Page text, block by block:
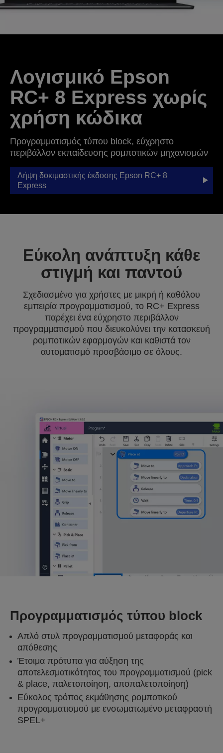
Λογισμικό Epson
RC+ 8 Express χωρίς
χρήση κώδικα
Προγραμματισμός τύπου block, εύχρηστο
περιβάλλον εκπαίδευσης ρομποτικών μηχανισμών
Λήψη δοκιμαστικής έκδοσης Epson RC+ 8
Express
Εύκολη ανάπτυξη κάθε
στιγμή και παντού
Σχεδιασμένο για χρήστες με μικρή ή καθόλου
εμπειρία προγραμματισμού, το RC+ Express
παρέχει ένα εύχρηστο περιβάλλον
προγραμματισμού που διευκολύνει την κατασκευή
ρομποτικών εφαρμογών και καθιστά τον
αυτοματισμό προσβάσιμο σε όλους.
Προγραμματισμός τύπου block
Απλό στυλ προγραμματισμού μεταφοράς και
απόθεσης
Έτοιμα πρότυπα για αύξηση της
αποτελεσματικότητας του προγραμματισμού (pick
& place, παλετοποίηση, αποπαλετοποίηση)
Εύκολος τρόπος εκμάθησης ρομποτικού
προγραμματισμού με ενσωματωμένο μεταφραστή
SPEL+